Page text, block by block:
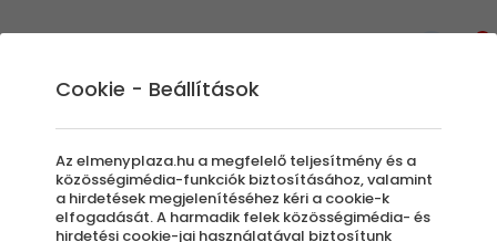
Esküvői ajándékok: a legjobb
ötletek az ifjú párnak
Megtalálni a tökéletes nászajándékot olykor
Cookie - Beállítások
Az elmenyplaza.hu a megfelelő teljesítmény és a
közösségimédia-funkciók biztosításához, valamint
a hirdetések megjelenítéséhez kéri a cookie-k
elfogadását. A harmadik felek közösségimédia- és
hirdetési cookie-jai használatával biztosítunk